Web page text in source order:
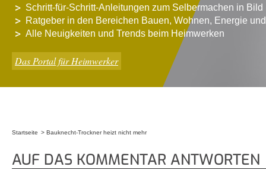
Schritt-für-Schritt-Anleitungen zum Selbermachen in Bild
Ratgeber in den Bereichen Bauen, Wohnen, Energie
Alle Neuigkeiten und Trends beim Heimwerken
Das Portal für Heimwerker
Startseite Bauknecht-Trockner heizt nicht mehr
AUF DAS KOMMENTAR ANTWORTEN